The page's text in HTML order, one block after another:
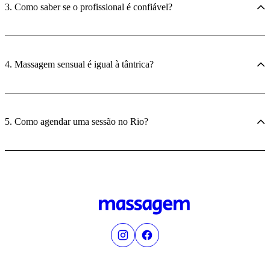
3. Como saber se o profissional é confiável?
4. Massagem sensual é igual à tântrica?
5. Como agendar uma sessão no Rio?